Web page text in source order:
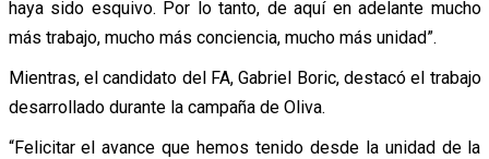
haya sido esquivo. Por lo tanto, de aquí en adelante mucho
más trabajo, mucho más conciencia, mucho más unidad”.
Mientras, el candidato del FA, Gabriel Boric, destacó el trabajo
desarrollado durante la campaña de Oliva.
“Felicitar el avance que hemos tenido desde la unidad de la